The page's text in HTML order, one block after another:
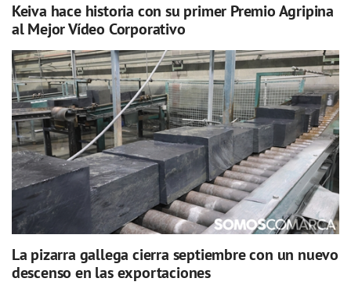
Keiva hace historia con su primer Premio Agripina
al Mejor Vídeo Corporativo
La pizarra gallega cierra septiembre con un nuevo
descenso en las exportaciones